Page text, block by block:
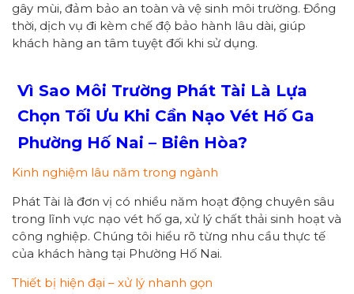
gây mùi, đảm bảo an toàn và vệ sinh môi trường. Đồng
thời, dịch vụ đi kèm chế độ bảo hành lâu dài, giúp
khách hàng an tâm tuyệt đối khi sử dụng.
Vì Sao Môi Trường Phát Tài Là Lựa
Chọn Tối Ưu Khi Cần Nạo Vét Hố Ga
Phường Hố Nai – Biên Hòa?
Kinh nghiệm lâu năm trong ngành
Phát Tài là đơn vị có nhiều năm hoạt động chuyên sâu
trong lĩnh vực nạo vét hố ga, xử lý chất thải sinh hoạt và
công nghiệp. Chúng tôi hiểu rõ từng nhu cầu thực tế
của khách hàng tại Phường Hố Nai.
Thiết bị hiện đại – xử lý nhanh gọn